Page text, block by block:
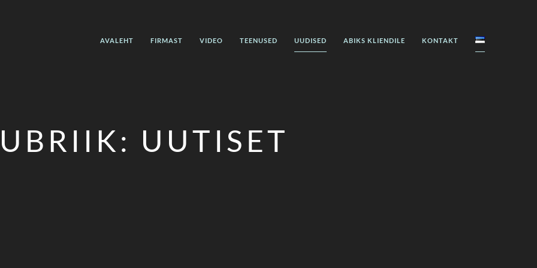
AVALEHT FIRMAST VIDEO TEENUSED UUDISED ABIKS KLIENDILE KONTAKT
UUTISET